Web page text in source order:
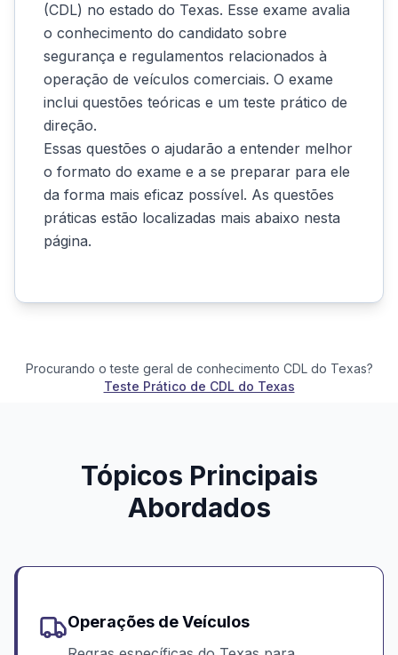
(CDL) no estado do Texas. Esse exame avalia
o conhecimento do candidato sobre
segurança e regulamentos relacionados à
operação de veículos comerciais. O exame
inclui questões teóricas e um teste prático de
direção.
Essas questões o ajudarão a entender melhor
o formato do exame e a se preparar para ele
da forma mais eficaz possível. As questões
práticas estão localizadas mais abaixo nesta
página.
Procurando o teste geral de conhecimento CDL do Texas?
Teste Prático de CDL do Texas
Tópicos Principais
Abordados
Operações de Veículos